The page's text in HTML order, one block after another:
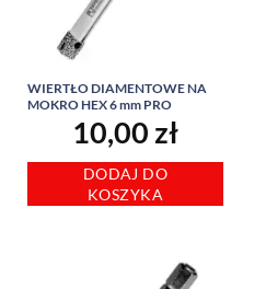
WIERTŁO DIAMENTOWE NA
MOKRO HEX 6 mm PRO
10,00 zł
DODAJ DO
KOSZYKA